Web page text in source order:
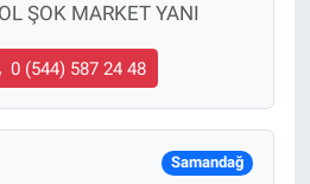
ŞOK MARKET YANI
0 (544) 587 24 48
Samandağ